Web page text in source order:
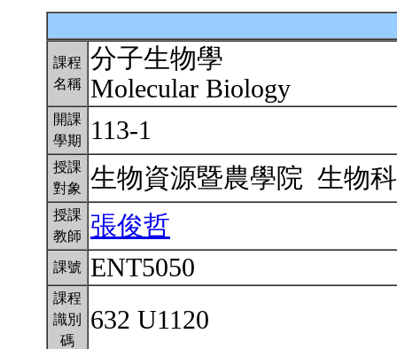
課程
名稱
分子生物學
Molecular Biology
開課
學期
113-1
授課
對象
生物資源暨農學院 生物
授課
教師
張俊哲
課號 ENT5050
課程
識別
碼
632 U1120